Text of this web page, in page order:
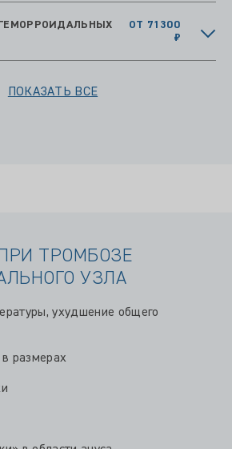
ОТ 71300
₽
ПОКАЗАТЬ ВСЕ
ТРОМБОЗЕ
УЗЛА
ухудшение общего
в размерах